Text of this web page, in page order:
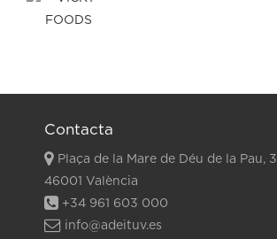
Contacta
Plaça de la Mare de Déu de la Pau, 3
46001 València
+34 961 603 000
info@adeituv.es